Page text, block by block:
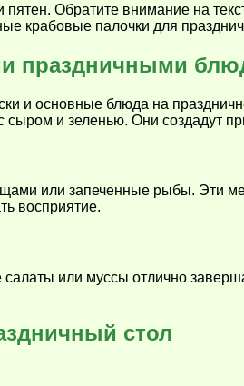
Обратите внимание на
крабовые палочки для
праздничными
и основные блюда на
и зеленью. Они создадут
или запеченные рыбы. Эти
восприятие.
или муссы отлично
стол